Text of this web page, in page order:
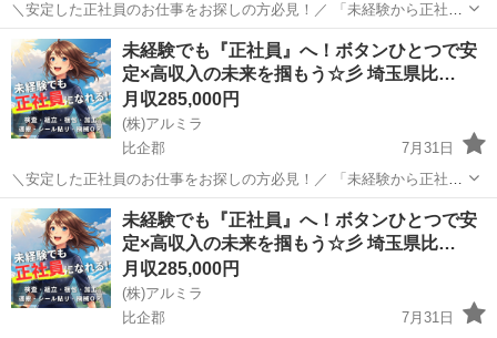
＼安定した正社員のお仕事をお探しの方必見！／ 「未経験から正社員
になれる？」 「すぐに働ける仕事が知りたい！」 「長期安定の職場で
働きたい！」 ⇒ そんなアナタにピッタリの正社員求人をご紹介！ ...
埼玉 比企郡 工場 未経験
未経験でも『正社員』へ！ボタンひとつで安
定×高収入の未来を掴もう☆彡 埼玉県比…
月収285,000円
(株)アルミラ
比企郡
7月31日
＼安定した正社員のお仕事をお探しの方必見！／ 「未経験から正社員
になれる？」 「すぐに働ける仕事が知りたい！」 「長期安定の職場で
働きたい！」 ⇒ そんなアナタにピッタリの正社員求人をご紹介！ ...
埼玉 比企郡 工場 未経験
未経験でも『正社員』へ！ボタンひとつで安
定×高収入の未来を掴もう☆彡 埼玉県比…
月収285,000円
(株)アルミラ
比企郡
7月31日